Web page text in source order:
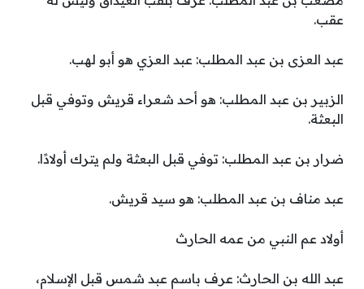
عقب.
عبد العزى بن عبد المطلب: عبد العزي هو أبو لهب.
الزبير بن عبد المطلب: هو أحد شعراء قريش وتوفي قبل
البعثة.
ضرار بن عبد المطلب: توفي قبل البعثة ولم يترك أولادًا.
عبد مناف بن عبد المطلب: هو سيد قريش.
أولاد عم النبي من عمه الحارث
عبد الله بن الحارث: عرف باسم عبد شمس قبل الإسلام،